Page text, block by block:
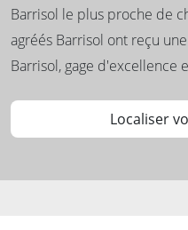
Barrisol le plus proche de
agréés Barrisol ont reçu
Barrisol, gage d'excellence
Localiser